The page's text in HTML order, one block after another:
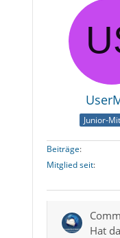
Junior-
Beiträge
Mitglied seit
Hat